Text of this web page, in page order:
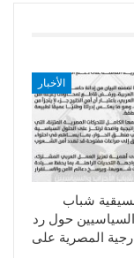
الأخبار
شباب
حول رد
المصرية على